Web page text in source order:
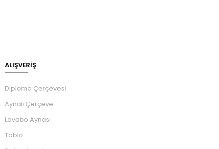
ALIŞVERİŞ
Diploma Çerçevesi
Aynalı Çerçeve
Lavabo Aynası
Tablo